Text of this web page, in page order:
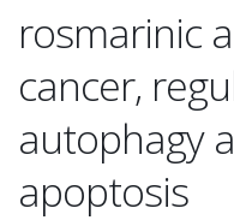
rosmarinic
cancer,
autophagy
apoptosis